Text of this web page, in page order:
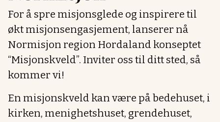
For å spre misjonsglede og inspirere til
økt misjonsengasjement, lanserer nå
Normisjon region Hordaland konseptet
“Misjonskveld”. Inviter oss til ditt sted, så
kommer vi!
En misjonskveld kan være på bedehuset, i
kirken, menighetshuset, grendehuset,